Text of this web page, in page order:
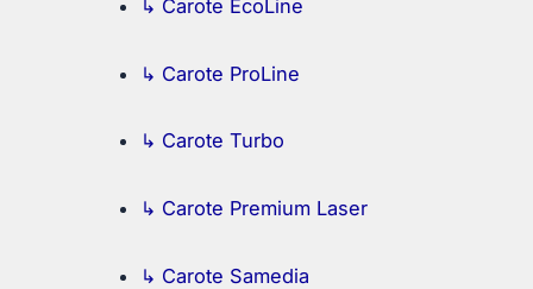
↳ Carote EcoLine
↳ Carote ProLine
↳ Carote Turbo
↳ Carote Premium Laser
↳ Carote Samedia